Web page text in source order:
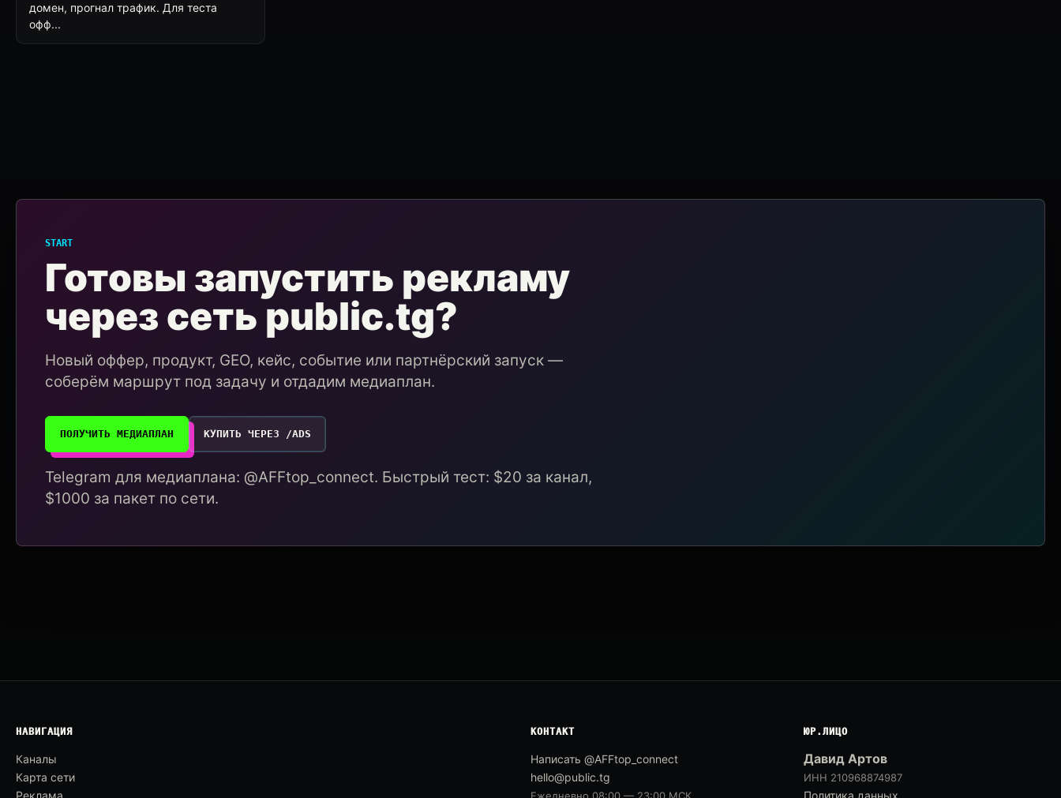
домен, прогнал трафик. Для теста
офф...
START
Готовы запустить рекламу
через сеть public.tg?
Новый оффер, продукт, GEO, кейс, событие или партнёрский запуск —
соберём маршрут под задачу и отдадим медиаплан.
ПОЛУЧИТЬ МЕДИАПЛАН КУПИТЬ ЧЕРЕЗ /ADS
Telegram для медиаплана: @AFFtop_connect. Быстрый тест: $20 за канал,
$1000 за пакет по сети.
НАВИГАЦИЯ
Каналы
Карта сети
Реклама
КОНТАКТ
Написать @AFFtop_connect
hello@public.tg
ЮР.ЛИЦО
Давид Артов
ИНН 210968874987
Политика данных